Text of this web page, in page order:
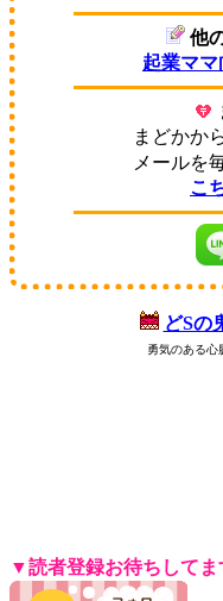
他
起業マ
まどかか
メールを
こ
どSの
勇気のある心
▼読者登録お待ちして